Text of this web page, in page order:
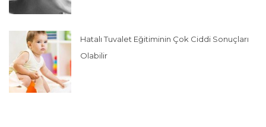
Hatalı Tuvalet Eğitiminin Çok Ciddi Sonuçları
Olabilir